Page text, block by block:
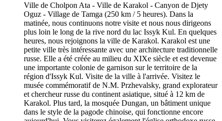
Ville de Cholpon Ata - Ville de Karakol - Canyon de Djety
Oguz - Village de Tamga (250 km / 5 heures). Dans la
matinée, nous continuons notre visite et nous nous dirigeons
plus loin le long de la rive nord du lac Issyk Kul. En quelques
heures, nous rejoignons la ville de Karakol. Karakol est une
petite ville très intéressante avec une architecture traditionnelle
russe. Elle a été créée au milieu du XIXe siècle et est devenue
une importante colonie de garnison sur le territoire de la
région d'Issyk Kul. Visite de la ville à l'arrivée. Visitez le
musée commémoratif de N.M. Przhevalsky, grand explorateur
et chercheur russe du continent asiatique, situé à 12 km de
Karakol. Plus tard, la mosquée Dungan, un bâtiment unique
dans le style de la pagode chinoise, qui fonctionne encore